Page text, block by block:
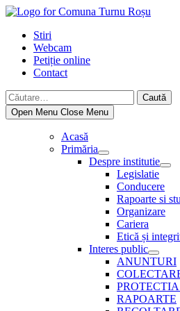
Skip
contentStiri
Webcam
Petiție online
Contact
Caută
după:
Open Menu Close Menu
Acasă
Primăria
Show
sub
menu
Despre institutie
Legislatie
Conducere
Rapoarte si
Organizare
Cariera
Etică și
Interes public
Show
sub
menu
ANUNTURI
RAPOARTE